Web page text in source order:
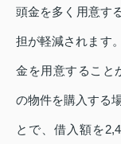
頭金を多く用意す
担が軽減されます
金を用意すること
の物件を購入する
とで、借入額を